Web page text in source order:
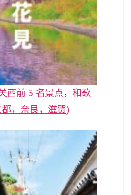
西前 5 名景点，和歌
都，奈良，滋贺)